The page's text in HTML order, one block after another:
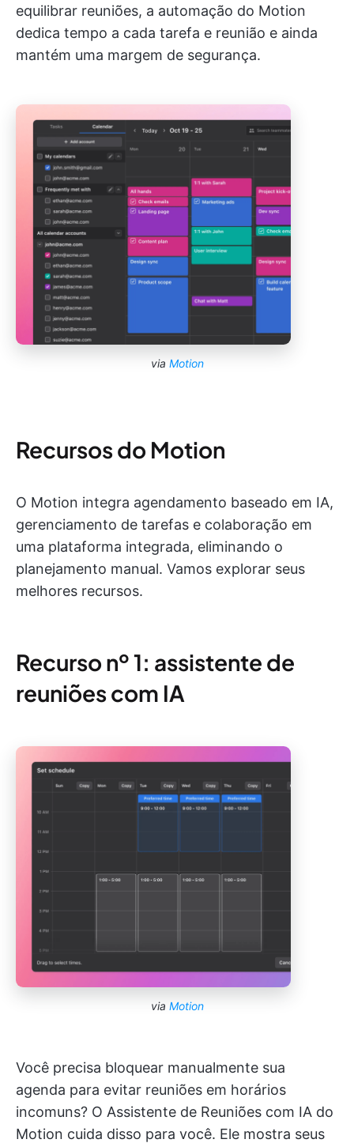
equilibrar reuniões, a automação do Motion
dedica tempo a cada tarefa e reunião e ainda
mantém uma margem de segurança.
via Motion
Recursos do Motion
O Motion integra agendamento baseado em IA,
gerenciamento de tarefas e colaboração em
uma plataforma integrada, eliminando o
planejamento manual. Vamos explorar seus
melhores recursos.
Recurso nº 1: assistente de
reuniões com IA
via Motion
Você precisa bloquear manualmente sua
agenda para evitar reuniões em horários
incomuns? O Assistente de Reuniões com IA do
Motion cuida disso para você. Ele mostra seus